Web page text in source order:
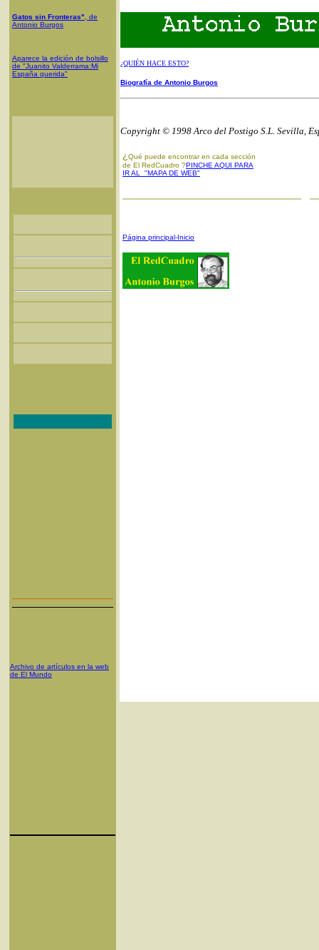
Gatos sin Fronteras" , de
Antonio Burgos
Aparece la edición de bolsillo
de "Juanito Valderrama:Mi
España querida"
Archivo de artículos en la web
de El Mundo
¿QUIÉN HACE ESTO?
Biografía de Antonio Burgos
Copyright © 1998 Arco del Postigo S.L. Sevilla,
¿ Qué puede encontrar en cada sección
de El RedCuadro ?PINCHE AQUI PARA
IR AL "MAPA DE WEB"
Página principal-Inicio